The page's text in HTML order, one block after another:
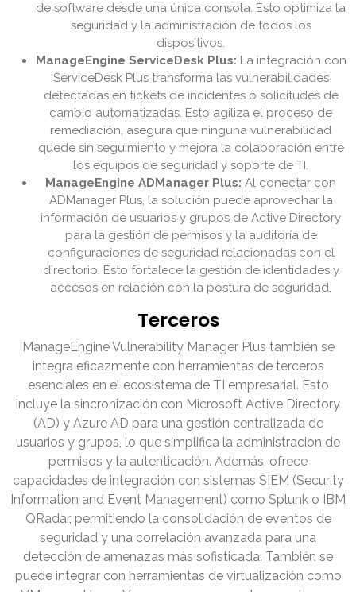
de software desde una única consola. Esto optimiza la
seguridad y la administración de todos los
dispositivos.
ManageEngine ServiceDesk Plus: La integración con
ServiceDesk Plus transforma las vulnerabilidades
detectadas en tickets de incidentes o solicitudes de
cambio automatizadas. Esto agiliza el proceso de
remediación, asegura que ninguna vulnerabilidad
quede sin seguimiento y mejora la colaboración entre
los equipos de seguridad y soporte de TI.
ManageEngine ADManager Plus: Al conectar con
ADManager Plus, la solución puede aprovechar la
información de usuarios y grupos de Active Directory
para la gestión de permisos y la auditoría de
configuraciones de seguridad relacionadas con el
directorio. Esto fortalece la gestión de identidades y
accesos en relación con la postura de seguridad.
Terceros
ManageEngine Vulnerability Manager Plus también se
integra eficazmente con herramientas de terceros
esenciales en el ecosistema de TI empresarial. Esto
incluye la sincronización con Microsoft Active Directory
(AD) y Azure AD para una gestión centralizada de
usuarios y grupos, lo que simplifica la administración de
permisos y la autenticación. Además, ofrece
capacidades de integración con sistemas SIEM (Security
Information and Event Management) como Splunk o IBM
QRadar, permitiendo la consolidación de eventos de
seguridad y una correlación avanzada para una
detección de amenazas más sofisticada. También se
puede integrar con herramientas de virtualización como